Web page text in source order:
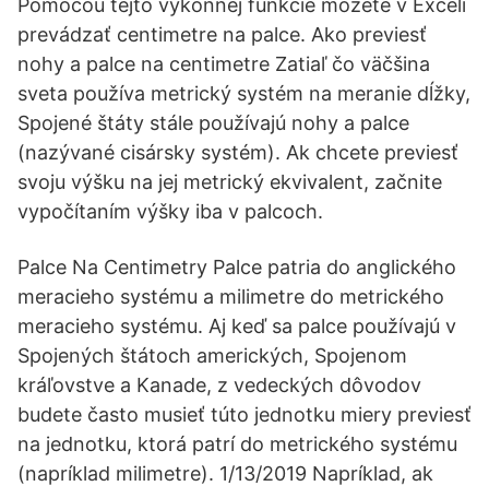
Pomocou tejto výkonnej funkcie môžete v Exceli
prevádzať centimetre na palce. Ako previesť
nohy a palce na centimetre Zatiaľ čo väčšina
sveta používa metrický systém na meranie dĺžky,
Spojené štáty stále používajú nohy a palce
(nazývané cisársky systém). Ak chcete previesť
svoju výšku na jej metrický ekvivalent, začnite
vypočítaním výšky iba v palcoch.
Palce Na Centimetry Palce patria do anglického
meracieho systému a milimetre do metrického
meracieho systému. Aj keď sa palce používajú v
Spojených štátoch amerických, Spojenom
kráľovstve a Kanade, z vedeckých dôvodov
budete často musieť túto jednotku miery previesť
na jednotku, ktorá patrí do metrického systému
(napríklad milimetre). 1/13/2019 Napríklad, ak